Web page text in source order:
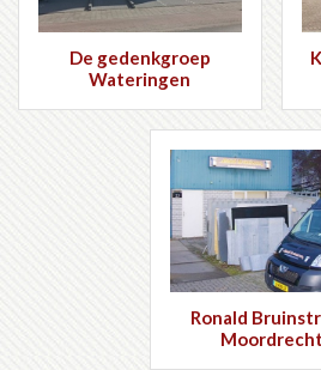
De gedenkgroep
Wateringen
Ronald
Moordrecht